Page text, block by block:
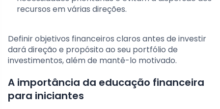
recursos em várias direções.
Definir objetivos financeiros claros antes de investir
dará direção e propósito ao seu portfólio de
investimentos, além de mantê-lo motivado.
A importância da educação financeira
para iniciantes